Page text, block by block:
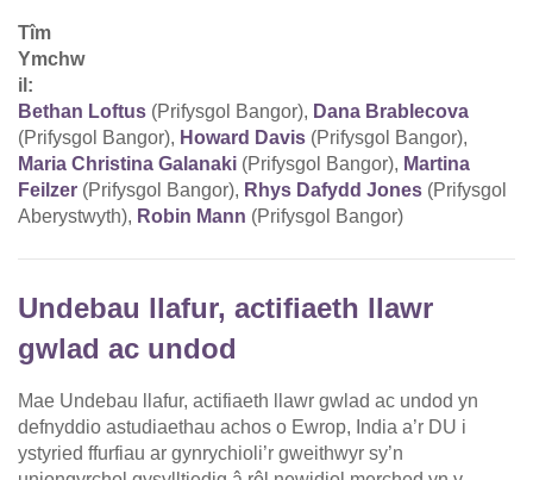
Tîm
Ymchw
il:
Bethan Loftus (Prifysgol Bangor), Dana Brablecova
(Prifysgol Bangor), Howard Davis (Prifysgol Bangor),
Maria Christina Galanaki (Prifysgol Bangor), Martina
Feilzer (Prifysgol Bangor), Rhys Dafydd Jones (Prifysgol
Aberystwyth), Robin Mann (Prifysgol Bangor)
Undebau llafur, actifiaeth llawr
gwlad ac undod
Mae Undebau llafur, actifiaeth llawr gwlad ac undod yn
defnyddio astudiaethau achos o Ewrop, India a’r DU i
ystyried ffurfiau ar gynrychioli’r gweithwyr sy’n